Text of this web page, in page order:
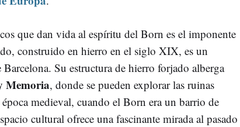
que dan vida al espíritu del Born es el imponente
construido en hierro en el siglo XIX, es un
Su estructura de hierro forjado alberga
Memoria, donde se pueden explorar las ruinas
medieval, cuando el Born era un barrio de
cultural ofrece una fascinante mirada al pasado